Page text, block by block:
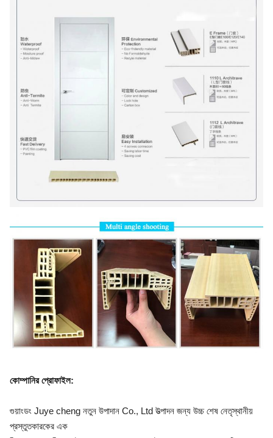
কোম্পানির প্রোফাইল:
গুয়াংডং Juye cheng নতুন উপাদান Co., Ltd উত্পাদন জন্য উচ্চ শেষ নেতৃস্থানীয়
প্রস্তুতকারকের এক